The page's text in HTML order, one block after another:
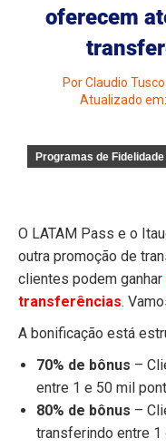
oferecem
PorClaudio Tusco
Atualizado
Programas de Fidelidade
O LATAM Pass e o
outra promoção de
clientes podem ganhar
transferências.
A bonificação está
70% de bônus –
entre 1 e 50 mil
80% de bônus –
transferindo entre